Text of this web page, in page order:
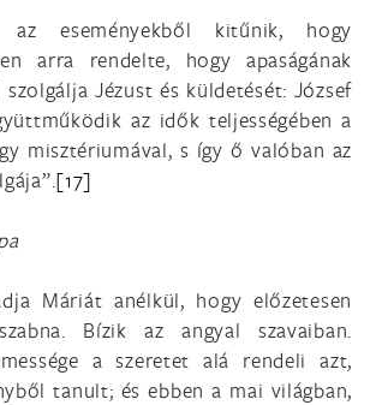
az eseményekből kitűnik, hogy
arra rendelte, hogy apaságának
szolgálja Jézust és küldetését: József
az idők teljességében a
misztériumával, s így ő valóban az
[17]
Máriát anélkül, hogy előzetesen
Bízik az angyal szavaiban.
a szeretet alá rendeli azt,
tanult; és ebben a mai világban,